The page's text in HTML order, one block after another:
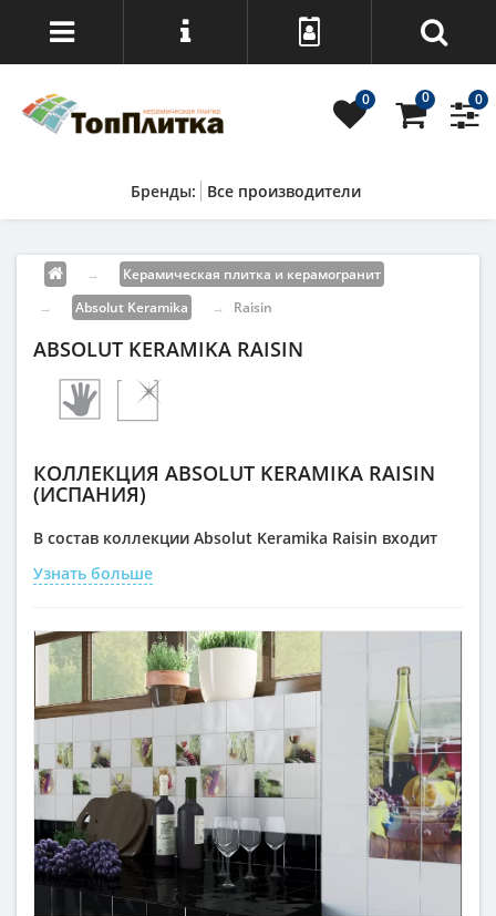
0 0
0
Все производители
→
Керамическая плитка и керамогранит
→
Absolut Keramika → Raisin
ABSOLUT KERAMIKA RAISIN
КОЛЛЕКЦИЯ ABSOLUT KERAMIKA RAISIN
(ИСПАНИЯ)
В состав коллекции Absolut Keramika Raisin входит
на стены и фартук. Направление дизайна: кухонная
фиолетовый,светлый,темный; поверхность:
глянцевая. Совокупность характеристик коллекции
Raisin от Absolut Keramika позволяет выглядеть ей
естественно и изысканно там где она используется, и
вряд ли заставит вас сожалеть о принятом решении
купить данную плитку.
Коллекция Absolut Keramika Raisin - это складская
программа, вы получите заказ в течение 2-4х
рабочих дней, при условии наличия необходимого
колличества на складе. За более подробной
информацией по поводу приобретения данного
товара, а также по вопросам цены, наличия и
прочего, обращайтесь к нам по указанным
Узнать больше